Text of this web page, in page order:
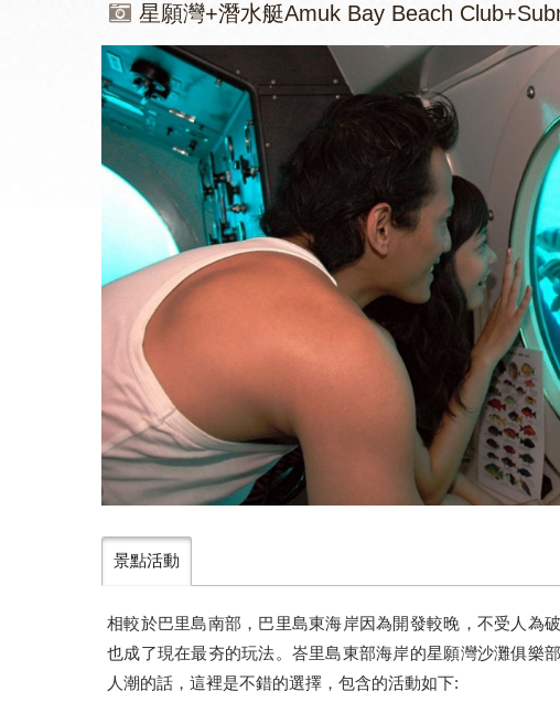
星願灣+潛水艇Amuk Bay Beach
景點活動
相較於巴里島南部，巴里島東海岸因為開發較晚，不受人為
也成了現在最夯的玩法。峇里島東部海岸的星願灣沙灘俱樂
人潮的話，這裡是不錯的選擇，包含的活動如下: